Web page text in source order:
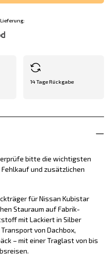
14 Tage Rückgabe
bitte die wichtigsten
und zusätzlichen
für Nissan Kubistar
Stauraum auf Fabrik-
mit Lackiert in Silber
von Dachbox,
– mit einer Traglast von bis